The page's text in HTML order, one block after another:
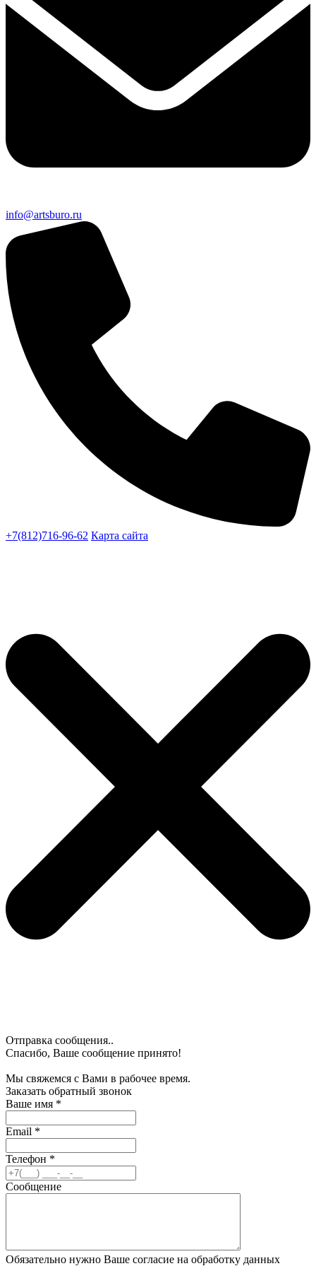
info@artsburo.ru
+7(812)716-96-62 Карта сайта
Отправка сообщения..
Спасибо, Ваше сообщение принято!
Мы свяжемся с Вами в рабочее время.
Заказать обратный звонок
Ваше имя *
Email *
Телефон *
Сообщение
Обязательно нужно Ваше согласие на обработку данных